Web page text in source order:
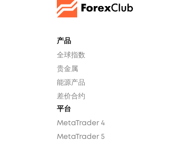
产品
全球指数
贵金属
能源产品
差价合约
平台
MetaTrader 4
MetaTrader 5